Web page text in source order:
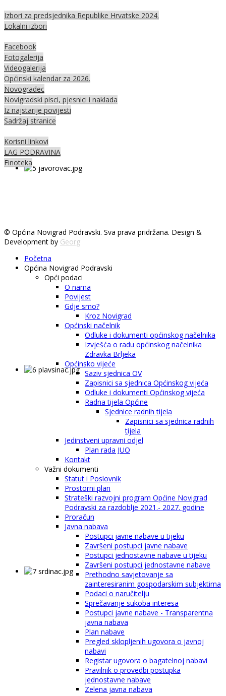
Izbori za predsjednika Republike Hrvatske 2024.
Lokalni izbori
Facebook
Fotogalerija
Videogalerija
Općinski kalendar za 2026.
Novogradec
Novigradski pisci, pjesnici i naklada
Iz najstarije povijesti
Sadržaj stranice
Korisni linkovi
LAG PODRAVINA
Finoteka
© Općina Novigrad Podravski. Sva prava pridržana. Design &
Development by Georg
Početna
Općina Novigrad Podravski
Opći podaci
O nama
Povijest
Gdje smo?
Kroz Novigrad
Općinski načelnik
Odluke i dokumenti općinskog načelnika
Izvješća o radu općinskog načelnika
Zdravka Brljeka
Općinsko vijeće
Saziv sjednica OV
Zapisnici sa sjednica Općinskog vijeća
Odluke i dokumenti Općinskog vijeća
Radna tijela Općine
Sjednice radnih tijela
Zapisnici sa sjednica radnih
tijela
Jedinstveni upravni odjel
Plan rada JUO
Kontakt
Važni dokumenti
Statut i Poslovnik
Prostorni plan
Strateški razvojni program Općine Novigrad
Podravski za razdoblje 2021.- 2027. godine
Proračun
Javna nabava
Postupci javne nabave u tijeku
Završeni postupci javne nabave
Postupci jednostavne nabave u tijeku
Završeni postupci jednostavne nabave
Prethodno savjetovanje sa
zainteresiranim gospodarskim subjektima
Podaci o naručitelju
Sprečavanje sukoba interesa
Postupci javne nabave - Transparentna
javna nabava
Plan nabave
Pregled sklopljenih ugovora o javnoj
nabavi
Registar ugovora o bagatelnoj nabavi
Pravilnik o provedbi postupka
jednostavne nabave
Zelena javna nabava